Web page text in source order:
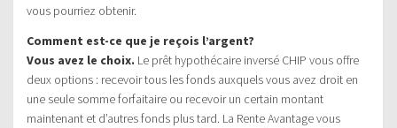
vous pourriez obtenir.
Comment est-ce que je reçois l’argent?
Vous avez le choix. Le prêt hypothécaire inversé CHIP vous offre
deux options : recevoir tous les fonds auxquels vous avez droit en
une seule somme forfaitaire ou recevoir un certain montant
maintenant et d’autres fonds plus tard. La Rente Avantage vous